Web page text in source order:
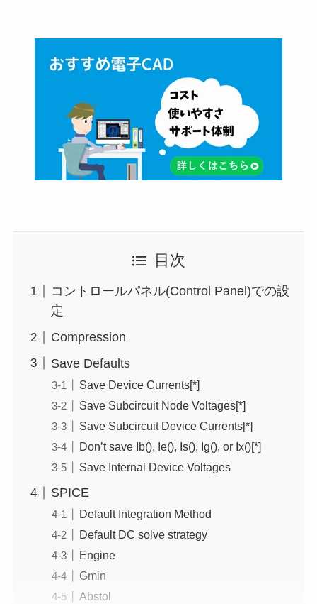
目次
コントロールパネル(Control Panel)での設
定
Compression
Save Defaults
Save Device Currents[*]
Save Subcircuit Node Voltages[*]
Save Subcircuit Device Currents[*]
Don’t save Ib(), Ie(), Is(), Ig(), or Ix()[*]
Save Internal Device Voltages
SPICE
Default Integration Method
Default DC solve strategy
Engine
Gmin
Abstol